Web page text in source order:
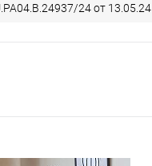
24 от 13.05.24